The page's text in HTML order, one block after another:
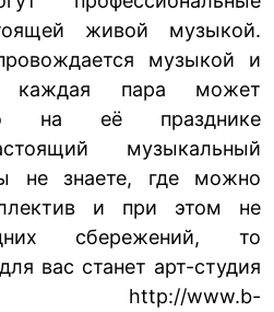
живой музыкой.
музыкой и
пара может
на её празднике
музыкальный
не знаете, где можно
и при этом не
сбережений, то
вас станет арт-студия
http://www.b-